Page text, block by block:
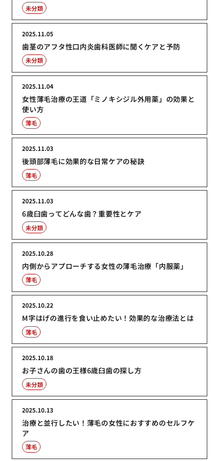
未分類
歯茎のアフタ性口内炎歯科医師に聞くケアと予防
2025.11.05
未分類
女性薄毛治療の王道「ミノキシジル外用薬」の効果と
使い方
2025.11.04
薄毛
後頭部薄毛に効果的な日常ケアの秘訣
2025.11.03
薄毛
6歳臼歯ってどんな歯？重要性とケア
2025.11.03
未分類
内側からアプローチする女性の薄毛治療「内服薬」
2025.10.28
薄毛
M字はげの進行を食い止めたい！効果的な治療法とは
2025.10.22
薄毛
お子さんの歯の王様6歳臼歯の探し方
2025.10.18
未分類
治療と並行したい！薄毛の女性におすすめのセルフケ
ア
2025.10.13
薄毛